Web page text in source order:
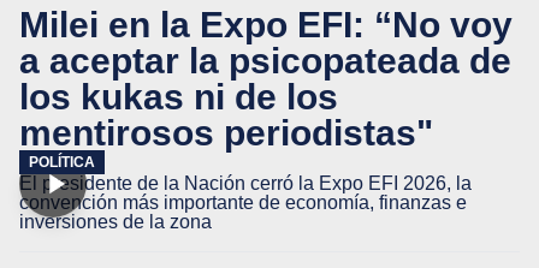
Milei en la Expo EFI: “No voy
a aceptar la psicopateada de
los kukas ni de los
mentirosos periodistas"
POLÍTICA
El presidente de la Nación cerró la Expo EFI 2026, la
convención más importante de economía, finanzas e
inversiones de la zona